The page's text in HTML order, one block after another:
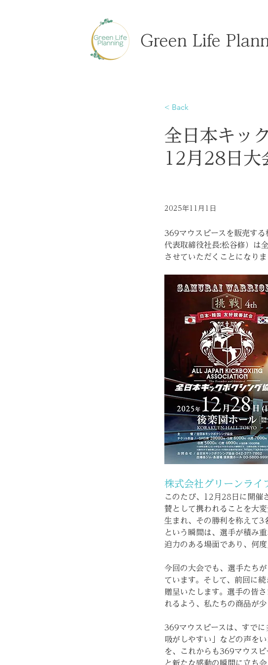
Green Life
< Back
全日本キッ
12月28日大
2025年11月1日
369マウスピースを販売する
代表取締役社長:松谷修）は
させていただくことになりま
株式会社グリーンライ
このたび、12月28日に開催
賛として携われることを大
生まれ、その勝利を称えて3
という瞬間は、選手が積み
迫力のある場面であり、何
今回の大会でも、選手たち
ています。そして、前回に
贈呈いたします。選手の皆
れるよう、私たちの商品が
369マウスピースは、すで
吸がしやすい」などの声を
を、これからも369マウス
と新たな感動の瞬間に立ち